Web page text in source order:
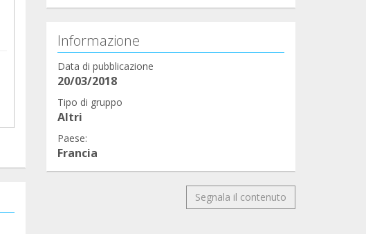
Informazione
Data di pubblicazione
20/03/2018
Tipo di gruppo
Altri
Paese:
Francia
Segnala il contenuto